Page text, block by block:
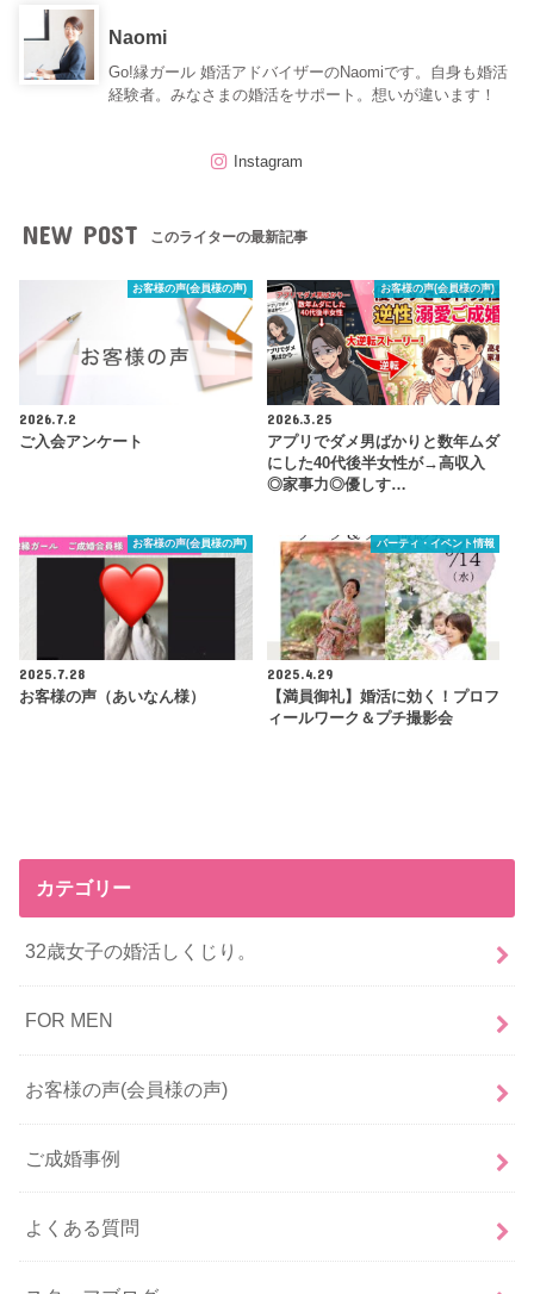
Naomi
Go!縁ガール 婚活アドバイザーのNaomiです。自身も婚活
経験者。みなさまの婚活をサポート。想いが違います！
Instagram
NEW POST このライターの最新記事
お客様の声(会員様の声)
2026.7.2
ご入会アンケート
お客様の声(会員様の声)
2026.3.25
アプリでダメ男ばかりと数年ムダ
にした40代後半女性が→高収入
◎家事力◎優しす…
お客様の声(会員様の声)
2025.7.28
お客様の声（あいなん様）
パーティ・イベント情報
2025.4.29
【満員御礼】婚活に効く！プロフ
ィールワーク＆プチ撮影会
カテゴリー
32歳女子の婚活しくじり。
FOR MEN
お客様の声(会員様の声)
ご成婚事例
よくある質問